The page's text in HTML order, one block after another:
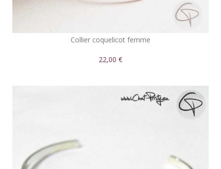
Collier coquelicot femme
22,00 €